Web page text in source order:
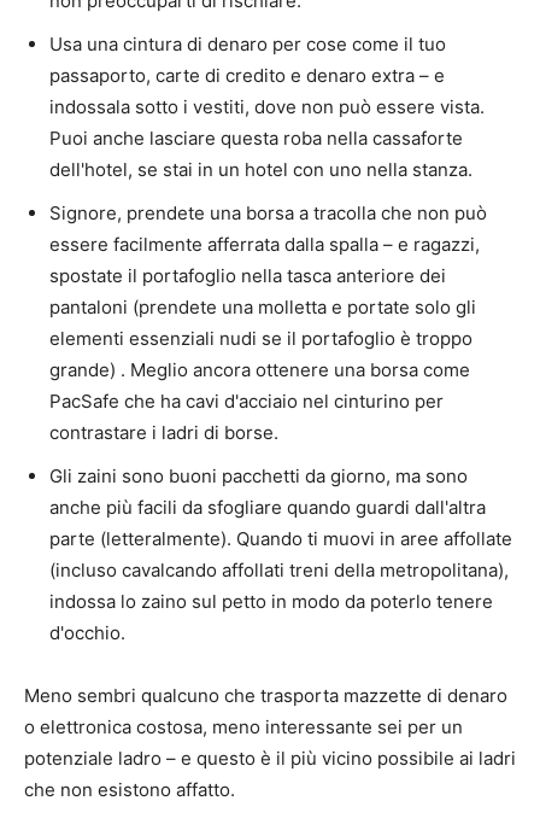
Usa una cintura di denaro per cose come il tuo
passaporto, carte di credito e denaro extra – e
indossala sotto i vestiti, dove non può essere vista.
Puoi anche lasciare questa roba nella cassaforte
dell'hotel, se stai in un hotel con uno nella stanza.
Signore, prendete una borsa a tracolla che non può
essere facilmente afferrata dalla spalla – e ragazzi,
spostate il portafoglio nella tasca anteriore dei
pantaloni (prendete una molletta e portate solo gli
elementi essenziali nudi se il portafoglio è troppo
grande) . Meglio ancora ottenere una borsa come
PacSafe che ha cavi d'acciaio nel cinturino per
contrastare i ladri di borse.
Gli zaini sono buoni pacchetti da giorno, ma sono
anche più facili da sfogliare quando guardi dall'altra
parte (letteralmente). Quando ti muovi in ​​aree affollate
(incluso cavalcando affollati treni della metropolitana),
indossa lo zaino sul petto in modo da poterlo tenere
d'occhio.
Meno sembri qualcuno che trasporta mazzette di denaro
o elettronica costosa, meno interessante sei per un
potenziale ladro – e questo è il più vicino possibile ai ladri
che non esistono affatto.